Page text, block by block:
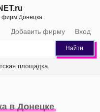
фирм Донецка
Добавить фирму Вход
Найти
площадка
в Донецке